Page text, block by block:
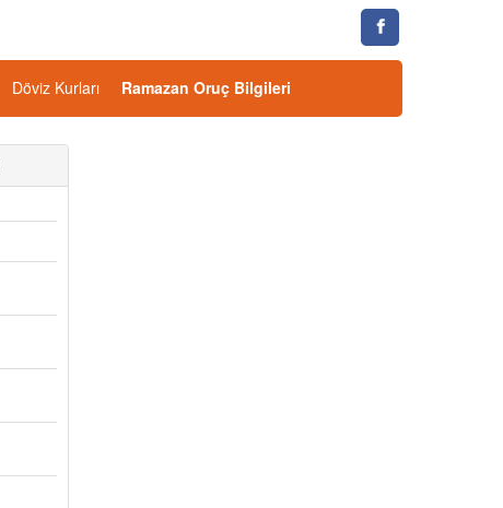
Döviz Kurları Ramazan Oruç Bilgileri